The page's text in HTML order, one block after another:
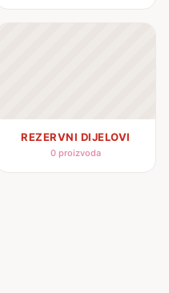
REZERVNI DIJELOVI
0 proizvoda